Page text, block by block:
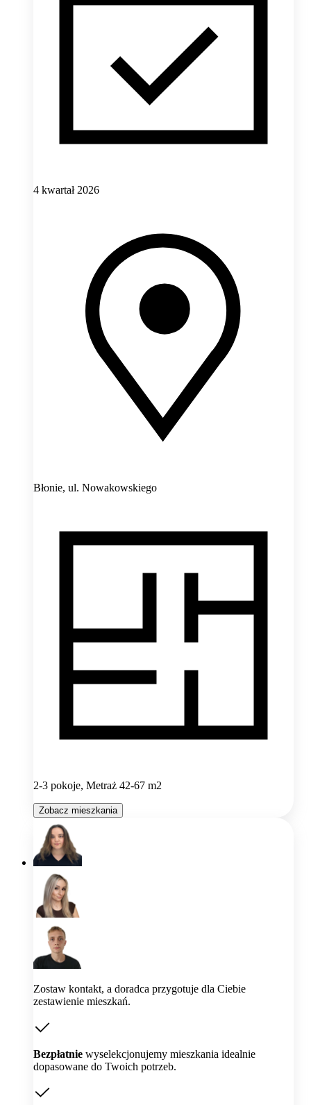
4 kwartał 2026
Błonie, ul. Nowakowskiego
2-3 pokoje, Metraż 42-67 m2
Zobacz mieszkania
Zostaw kontakt, a doradca przygotuje dla Ciebie
zestawienie mieszkań.
Bezpłatnie wyselekcjonujemy mieszkania idealnie
dopasowane do Twoich potrzeb.